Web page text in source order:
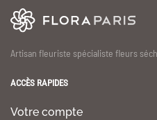
Artisan fleuriste spécialiste fleurs
ACCÈS RAPIDES
Votre compte